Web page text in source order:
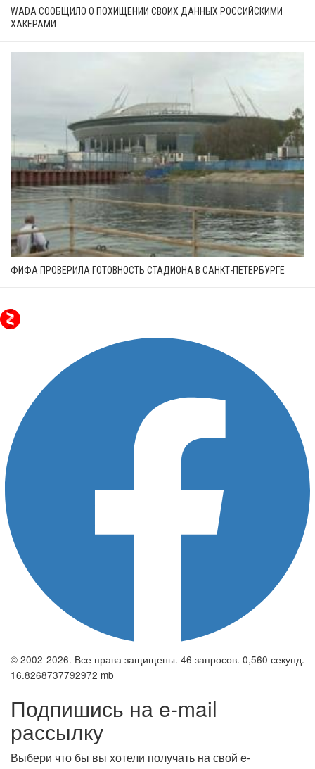
WADA СООБЩИЛО О ПОХИЩЕНИИ СВОИХ ДАННЫХ РОССИЙСКИМИ
ХАКЕРАМИ
ФИФА ПРОВЕРИЛА ГОТОВНОСТЬ СТАДИОНА В САНКТ-ПЕТЕРБУРГЕ
© 2002-2026. Все права защищены. 46 запросов. 0,560 секунд.
16.8268737792972 mb
Подпишись на e-mail
рассылку
Выбери что бы вы хотели получать на свой e-